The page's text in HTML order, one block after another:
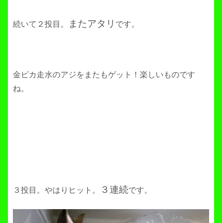
続いて２投目。 またアタリ です。
金ピカ走水のアジをまたもゲット！楽しいものです
ね。
３投目。やはりヒット。 ３連続です。